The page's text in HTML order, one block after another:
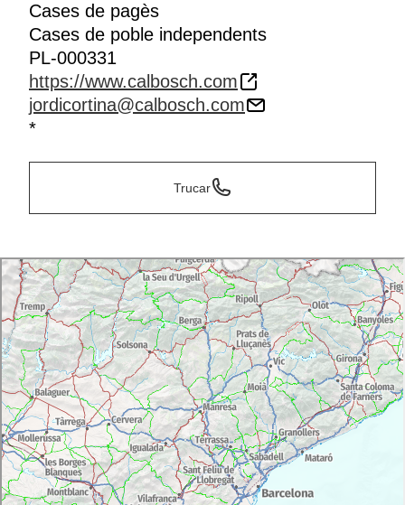
Cases de pagès
Cases de poble independents
PL-000331
https://www.calbosch.com
jordicortina@calbosch.com
*
Trucar